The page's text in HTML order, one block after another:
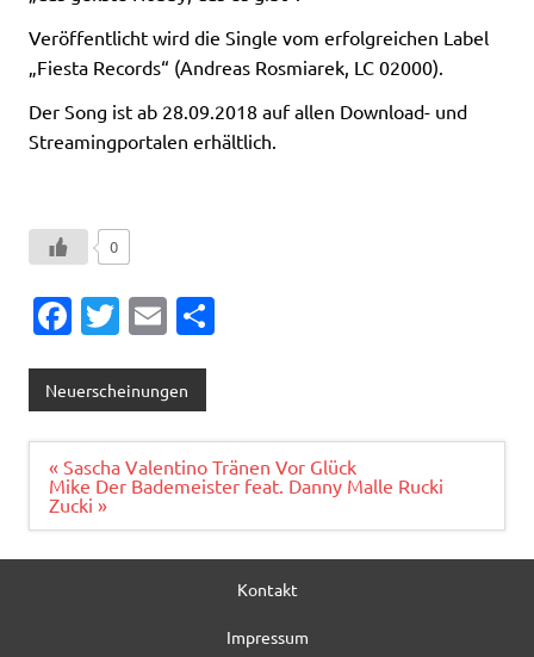
Veröffentlicht wird die Single vom erfolgreichen Label
„Fiesta Records“ (Andreas Rosmiarek, LC 02000).
Der Song ist ab 28.09.2018 auf allen Download- und
Streamingportalen erhältlich.
0
Fa
e
b
o
o
k
T
it
te
r
E
ai
l
n
Neuerscheinungen
Beitragsnavigation
« Sascha Valentino Tränen Vor Glück
Mike Der Bademeister feat. Danny Malle Rucki
Zucki »
Kontakt
Impressum